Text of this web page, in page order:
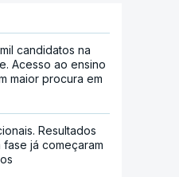
de teor
candidatos na
Acesso ao ensino
maior procura em
Resultados
já começaram